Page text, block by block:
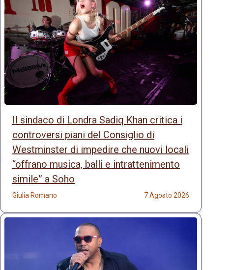
Il sindaco di Londra Sadiq Khan critica i
controversi piani del Consiglio di
Westminster di impedire che nuovi locali
“offrano musica, balli e intrattenimento
simile” a Soho
Giulia Romano 7 Agosto 2026